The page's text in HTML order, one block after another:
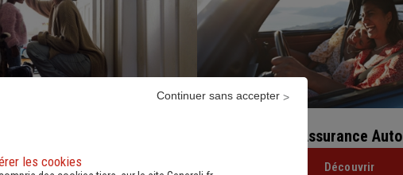
Découvrir
Assurance Auto
Découvrir
les cookies
Continuer sans accepter